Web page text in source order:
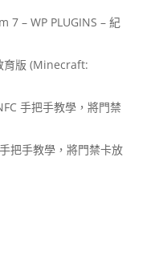
7 – WP PLUGINS – 紀
版 (Minecraft:
手把手教學，將門禁
把手教學，將門禁卡放